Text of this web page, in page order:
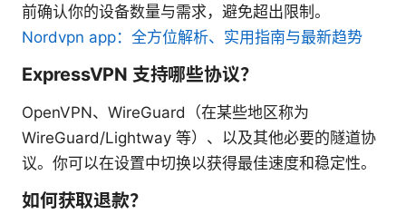
前确认你的设备数量与需求，避免超出限制。
Nordvpn app：全方位解析、实用指南与最新趋势
ExpressVPN 支持哪些协议？
OpenVPN、WireGuard（在某些地区称为
WireGuard/Lightway 等）、以及其他必要的隧道协
议。你可以在设置中切换以获得最佳速度和稳定性。
如何获取退款？